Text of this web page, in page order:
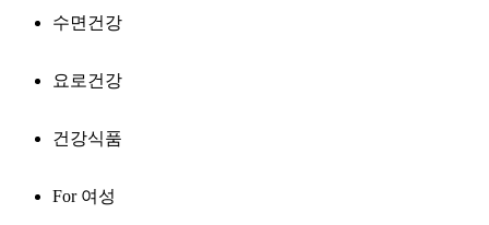
수면건강
요로건강
건강식품
For 여성